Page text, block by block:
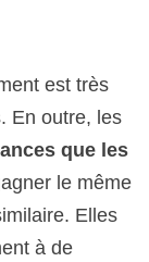
est très
En outre, les
que les
le même
Elles
à de